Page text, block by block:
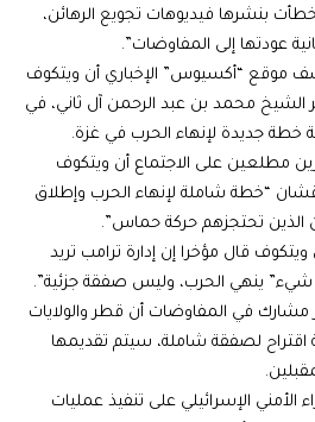
بنشرها فيديوهات تجويع الرهائن،
عودتها إلى المفاوضات”.
موقع “أكسيوس” الإخباري أن ويتكوف
محمد بن عبد الرحمن آل ثاني، في
خطة جديدة لإنهاء الحرب في غزة.
مطلعين على الاجتماع أن ويتكوف
“خطة شاملة لإنهاء الحرب وإطلاق
الذين تحتجزهم حركة حماس”.
قال مؤخرا إن إدارة ترامب تريد
شيء” ينهي الحرب، وليس صفقة جزئية”.
في المفاوضات أن قطر والولايات
لصفقة شاملة، سيتم تقديمها
الإسرائيلي على تنفيذ عمليات